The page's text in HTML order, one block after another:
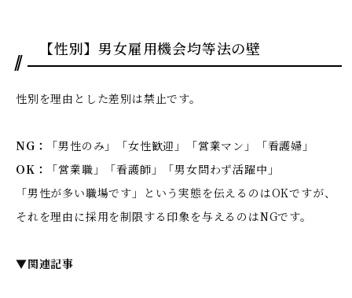
【性別】男女雇用機会均等法の壁
性別を理由とした差別は禁止です。
NG：
「男性のみ」「女性歓迎」「営業マン」「看護婦」
OK：
「営業職」「看護師」「男女問わず活躍中」
「男性が多い職場です」という実態を伝えるのはOKですが、
それを理由に採用を制限する印象を与えるのはNGです。
▼関連記事